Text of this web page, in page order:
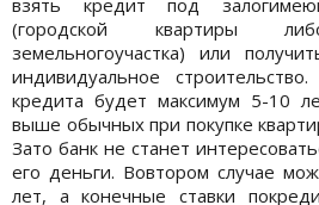
(городской квартиры
земельногоучастка) или
индивидуальное
кредита будет максимум 5-10
выше обычных при покупке
Зато банк не станет
его деньги. Вовтором случае
лет, а конечные ставки